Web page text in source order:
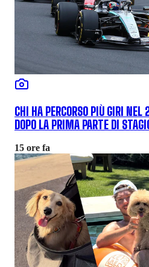
CHI HA PERCORSO PIÙ GIRI
DOPO LA PRIMA PARTE DI
15 ore fa